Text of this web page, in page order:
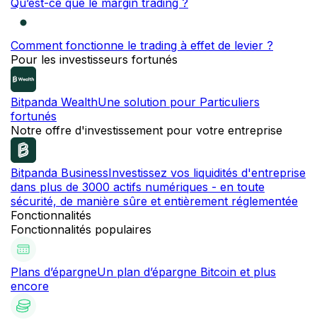
Qu’est-ce que le margin trading ?
Comment fonctionne le trading à effet de levier ?
Pour les investisseurs fortunés
Bitpanda WealthUne solution pour Particuliers
fortunés
Notre offre d'investissement pour votre entreprise
Bitpanda BusinessInvestissez vos liquidités d'entreprise
dans plus de 3000 actifs numériques - en toute
sécurité, de manière sûre et entièrement réglementée
Fonctionnalités
Fonctionnalités populaires
Plans d’épargneUn plan d’épargne Bitcoin et plus
encore